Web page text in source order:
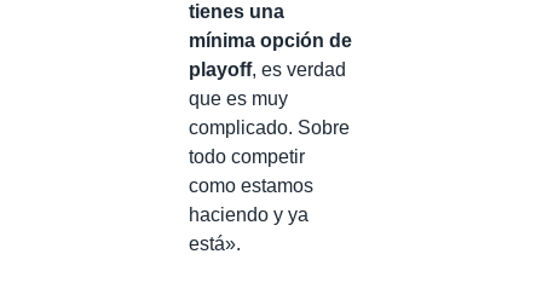
tienes una
mínima opción de
playoff, es verdad
que es muy
complicado. Sobre
todo competir
como estamos
haciendo y ya
está».